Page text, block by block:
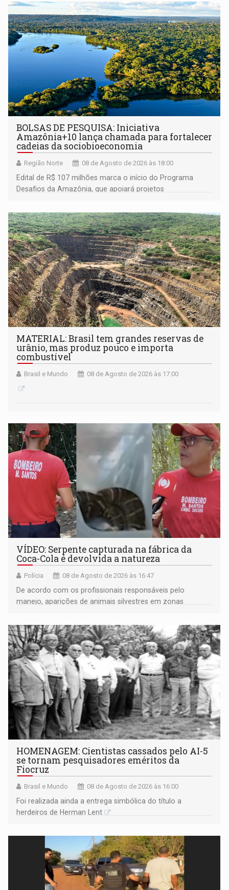
BOLSAS DE PESQUISA: Iniciativa
Amazônia+10 lança chamada para fortalecer
cadeias da sociobioeconomia
Região Norte 08 de Agosto de 2026 às 18:00
Edital de R$ 107 milhões marca o início do Programa
Desafios da Amazônia, que apoiará projetos
submissão de pré-propostas poderá ser feita até 1º de
setembro
MATERIAL: Brasil tem grandes reservas de
urânio, mas produz pouco e importa
combustível
Brasil e Mundo 08 de Agosto de 2026 às 17:00
VÍDEO: Serpente capturada na fábrica da
Coca-Cola é devolvida a natureza
Polícia 08 de Agosto de 2026 às 16:47
De acordo com os profissionais responsáveis pelo
manejo, aparições de animais silvestres em zonas
HOMENAGEM: Cientistas cassados pelo AI-5
se tornam pesquisadores eméritos da
Fiocruz
Brasil e Mundo 08 de Agosto de 2026 às 16:00
Foi realizada ainda a entrega simbólica do título a
herdeiros de Herman Lent